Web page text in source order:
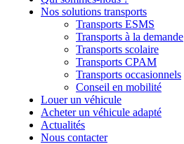
Nos solutions transports
Transports ESMS
Transports à la demande
Transports scolaire
Transports CPAM
Transports occasionnels
Conseil en mobilité
Louer un véhicule
Acheter un véhicule adapté
Actualités
Nous contacter